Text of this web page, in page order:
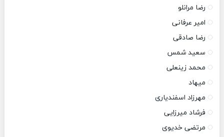
رضا مرانلو
امیر عرفانی
رضا صادقی
سعید شمس
محمد زینعلی
میهاد
مهرزاد اسفندیاری
فرشاد میرزایی
مرتضی خدیوی